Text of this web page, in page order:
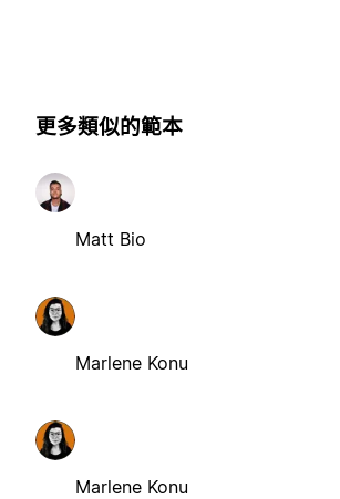
更多類似的範本
Matt Bio
Marlene Konu
Marlene Konu